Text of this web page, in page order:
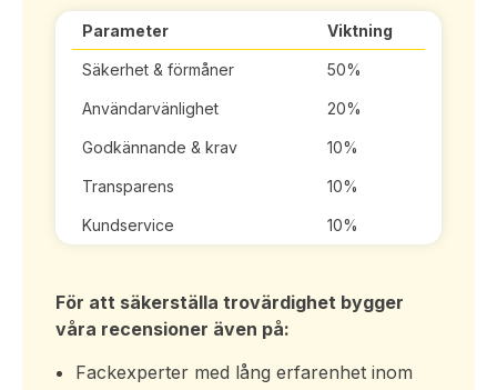
Parameter Viktning
Säkerhet & förmåner 50%
Användarvänlighet 20%
Godkännande & krav 10%
Transparens 10%
Kundservice 10%
För att säkerställa trovärdighet bygger
våra recensioner även på:
Fackexperter med lång erfarenhet inom